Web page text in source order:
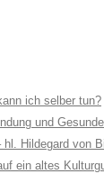
ich selber tun?
und
hl. Hildegard von
ein altes